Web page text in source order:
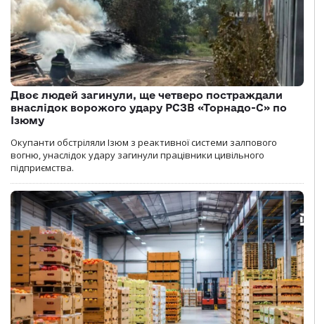
Двоє людей загинули, ще четверо постраждали
внаслідок ворожого удару РСЗВ «Торнадо-С» по
Ізюму
Окупанти обстріляли Ізюм з реактивної системи залпового
вогню, унаслідок удару загинули працівники цивільного
підприємства.